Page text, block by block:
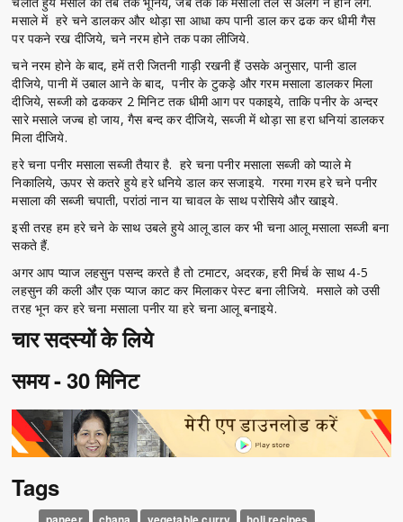
मसाले में हरे चने डालकर और थोड़ा सा आधा कप पानी डाल कर ढक कर धीमी गैस
पर पकने रख दीजिये, चने नरम होने तक पका लीजिये.
चने नरम होने के बाद, हमें तरी जितनी गाड़ी रखनी हैं उसके अनुसार, पानी डाल
दीजिये, पानी में उबाल आने के बाद, पनीर के टुकड़े और गरम मसाला डालकर मिला
दीजिये, सब्जी को ढककर 2 मिनिट तक धीमी आग पर पकाइये, ताकि पनीर के अन्दर
सारे मसाले जज्ब हो जाय, गैस बन्द कर दीजिये, सब्जी में थोड़ा सा हरा धनियां डालकर
मिला दीजिये.
हरे चना पनीर मसाला सब्जी तैयार है. हरे चना पनीर मसाला सब्जी को प्याले मे
निकालिये, ऊपर से कतरे हुये हरे धनिये डाल कर सजाइये. गरमा गरम हरे चने पनीर
मसाला की सब्जी चपाती, परांठां नान या चावल के साथ परोसिये और खाइये.
इसी तरह हम हरे चने के साथ उबले हुये आलू डाल कर भी चना आलू मसाला सब्जी बना
सकते हैं.
अगर आप प्याज लहसुन पसन्द करते है तो टमाटर, अदरक, हरी मिर्च के साथ 4-5
लहसुन की कली और एक प्याज काट कर मिलाकर पेस्ट बना लीजिये. मसाले को उसी
तरह भून कर हरे चना मसाला पनीर या हरे चना आलू बनाइये.
चार सदस्यों के लिये
समय - 30 मिनिट
Tags